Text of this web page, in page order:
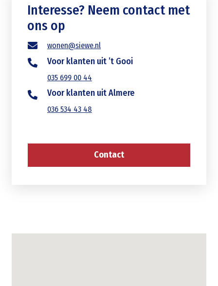
Interesse? Neem contact met
ons op
wonen@siewe.nl
Voor klanten uit ’t Gooi
035 699 00 44
Voor klanten uit Almere
036 534 43 48
Contact